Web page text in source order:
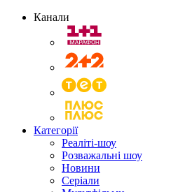
Канали
Категорії
Реаліті-шоу
Розважальні шоу
Новини
Серіали